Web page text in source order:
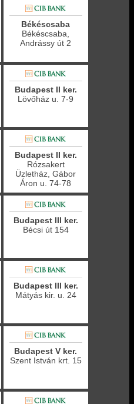
Békéscsaba
Békéscsaba,
Andrássy út 2
Budapest II ker.
Lövőház u. 7-9
Budapest II ker.
Rózsakert
Üzletház, Gábor
Áron u. 74-78
Budapest III ker.
Bécsi út 154
Budapest III ker.
Mátyás kir. u. 24
Budapest V ker.
Szent István krt. 15